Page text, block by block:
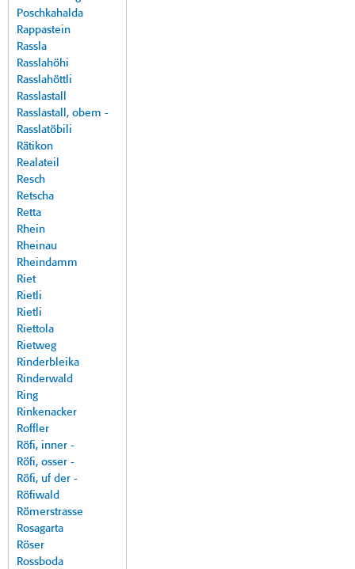
Poschkahalda
Rappastein
Rassla
Rasslahöhi
Rasslahöttli
Rasslastall
Rasslastall, obem -
Rasslatöbili
Rätikon
Realateil
Resch
Retscha
Retta
Rhein
Rheinau
Rheindamm
Riet
Rietli
Rietli
Riettola
Rietweg
Rinderbleika
Rinderwald
Ring
Rinkenacker
Roffler
Röfi, inner -
Röfi, osser -
Röfi, uf der -
Röfiwald
Römerstrasse
Rosagarta
Röser
Rossboda